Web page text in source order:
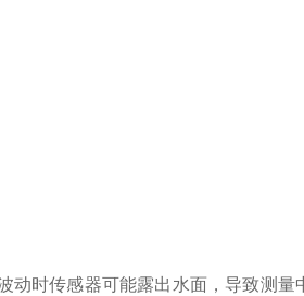
传感器可能露出水面，导致测量